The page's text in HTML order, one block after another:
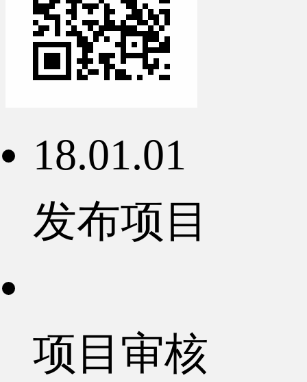
18.01.01
发布项目
项目审核